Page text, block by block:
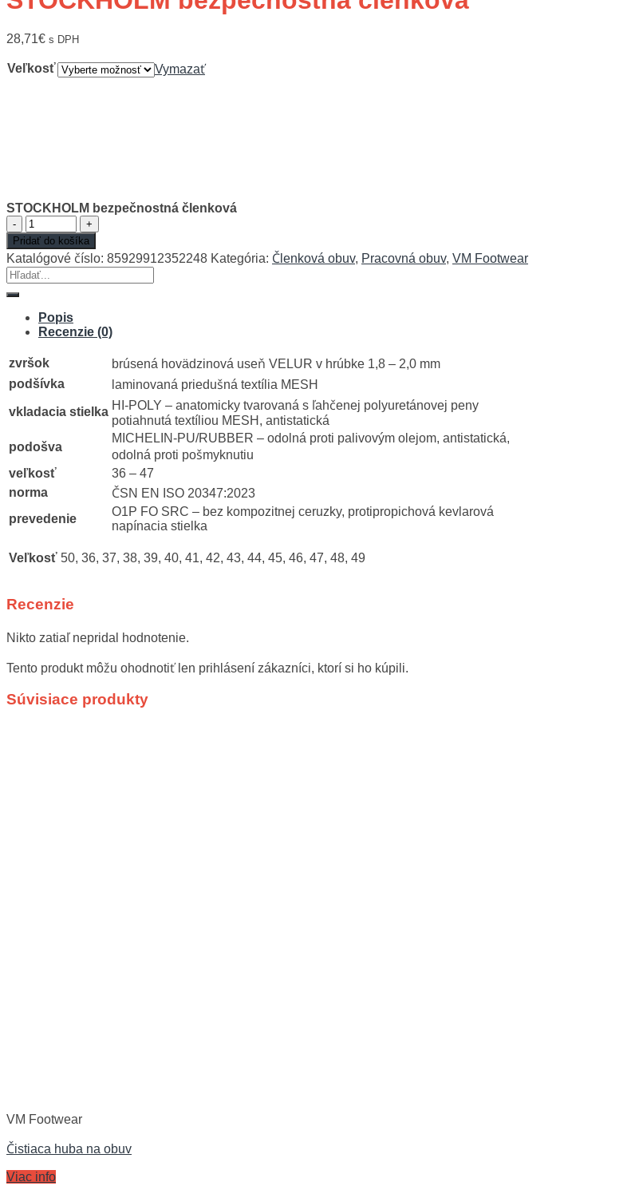
28,71€ s DPH
Veľkosť Vymazať
STOCKHOLM bezpečnostná členková
množstvo
STOCKHOLM
bezpečnostná
členková
Pridať do košíka
Katalógové číslo: 85929912352248 Kategória: Členková obuv, Pracovná obuv, VM Footwear
Hľadať:
Popis
Recenzie (0)
zvršok
brúsená hovädzinová useň VELUR v hrúbke 1,8 – 2,0 mm
podšívka
laminovaná priedušná textília MESH
vkladacia stielka HI-POLY – anatomicky tvarovaná s ľahčenej polyuretánovej peny
potiahnutá textíliou MESH, antistatická
podošva
MICHELIN-PU/RUBBER – odolná proti palivovým olejom, antistatická,
odolná proti pošmyknutiu
veľkosť
36 – 47
norma
ČSN EN ISO 20347:2023
prevedenie
O1P FO SRC – bez kompozitnej ceruzky, protipropichová kevlarová
napínacia stielka
Veľkosť 50, 36, 37, 38, 39, 40, 41, 42, 43, 44, 45, 46, 47, 48, 49
Recenzie
Nikto zatiaľ nepridal hodnotenie.
Tento produkt môžu ohodnotiť len prihlásení zákazníci, ktorí si ho kúpili.
Súvisiace produkty
VM Footwear
Čistiaca huba na obuv
Viac info